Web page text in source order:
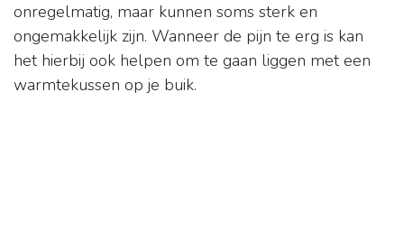
onregelmatig, maar kunnen soms sterk en
ongemakkelijk zijn. Wanneer de pijn te erg is kan
het hierbij ook helpen om te gaan liggen met een
warmtekussen op je buik.